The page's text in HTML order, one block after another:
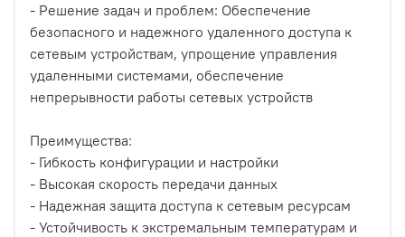
- Решение задач и проблем: Обеспечение
безопасного и надежного удаленного доступа к
сетевым устройствам, упрощение управления
удаленными системами, обеспечение
непрерывности работы сетевых устройств
Преимущества:
- Гибкость конфигурации и настройки
- Высокая скорость передачи данных
- Надежная защита доступа к сетевым ресурсам
- Устойчивость к экстремальным температурам и